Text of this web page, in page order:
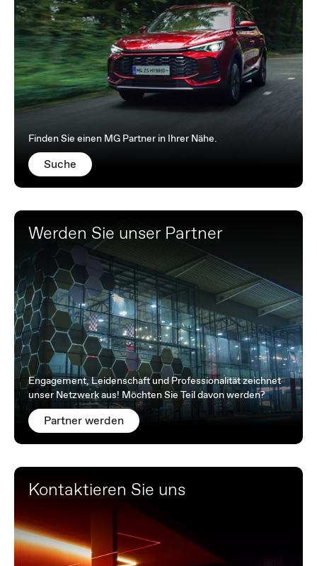
Finden Sie einen MG Partner in Ihrer Nähe.
Suche
Werden Sie unser Partner
Engagement, Leidenschaft und Professionalität zeichnet
unser Netzwerk aus! Möchten Sie Teil davon werden?
Partner werden
Kontaktieren Sie uns